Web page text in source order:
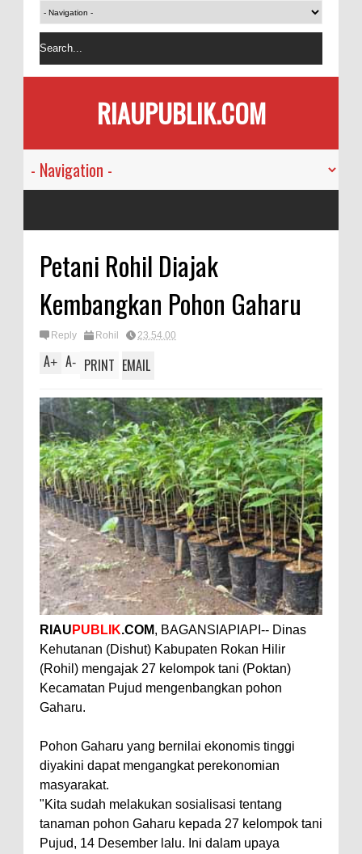
RIAUPUBLIK.COM
Petani Rohil Diajak
Kembangkan Pohon Gaharu
Reply Rohil 23.54.00
A+ A- PRINT EMAIL
RIAU PUBLIK.COM, BAGANSIAPIAPI-- Dinas
Kehutanan (Dishut) Kabupaten Rokan Hilir
(Rohil) mengajak 27 kelompok tani (Poktan)
Kecamatan Pujud mengenbangkan pohon
Gaharu.
Pohon Gaharu yang bernilai ekonomis tinggi
diyakini dapat mengangkat perekonomian
masyarakat.
"Kita sudah melakukan sosialisasi tentang
tanaman pohon Gaharu kepada 27 kelompok tani
Pujud, 14 Desember lalu. Ini dalam upaya